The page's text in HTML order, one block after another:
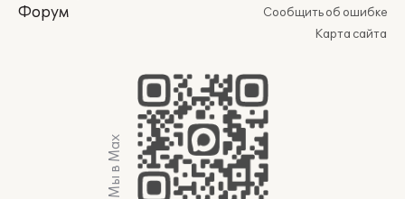
Форум
Сообщить об ошибке
Карта сайта
Мы в Max